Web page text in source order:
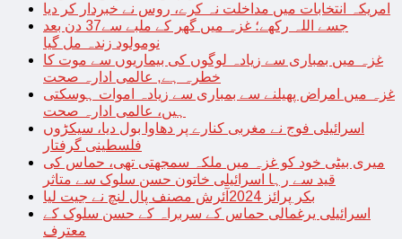
امریکہ انتخابات میں مداخلت نہ کرے، روس نے خبردار کر دیا
جسے اللہ رکھے؛ غزہ میں گھر کے ملبے سے37 دن بعد
نومولود زندہ مل گیا
غزہ میں بمباری سے زیادہ لوگوں کی بیماریوں سے موت کا
خطرہ ہے, عالمی ادارہ صحت
غزہ میں امراض پھیلنے سے بمباری سے زیادہ اموات ہوسکتی
ہیں، عالمی ادارہ صحت
اسرائیلی فوج نے مغربی کنارے پر دھاوا بول دیا، سیکڑوں
فلسطینی گرفتار
میری بیٹی خود کو غزہ میں ملکہ سمجھتی تھی، حماس کی
قید سے رہا اسرائیلی خاتون حسن سلوک سے متاثر
بکر پرائز 2024آئرش مصنف پال لنچ نے جیت لیا
اسرائیلی یرغمالی حماس کے سربراہ کے حسن سلوک کے
معترف